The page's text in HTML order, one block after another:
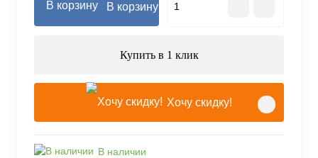
В корзину
Купить в 1 клик
Хочу скидку!
В наличии